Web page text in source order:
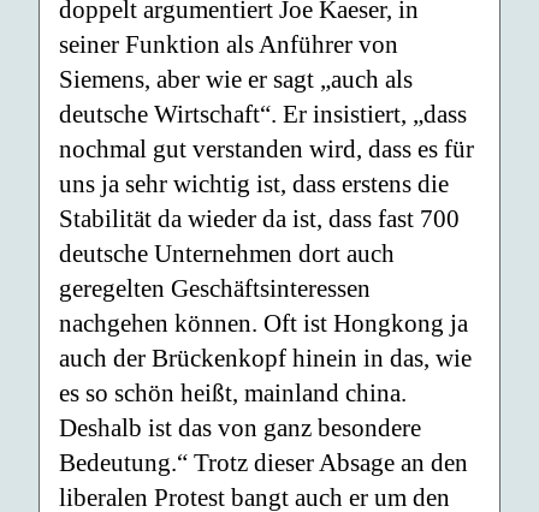
doppelt argumentiert Joe Kaeser, in
seiner Funktion als Anführer von
Siemens, aber wie er sagt „auch als
deutsche Wirtschaft“. Er insistiert, „dass
nochmal gut verstanden wird, dass es für
uns ja sehr wichtig ist, dass erstens die
Stabilität da wieder da ist, dass fast 700
deutsche Unternehmen dort auch
geregelten Geschäftsinteressen
nachgehen können. Oft ist Hongkong ja
auch der Brückenkopf hinein in das, wie
es so schön heißt, mainland china.
Deshalb ist das von ganz besondere
Bedeutung.“ Trotz dieser Absage an den
liberalen Protest bangt auch er um den